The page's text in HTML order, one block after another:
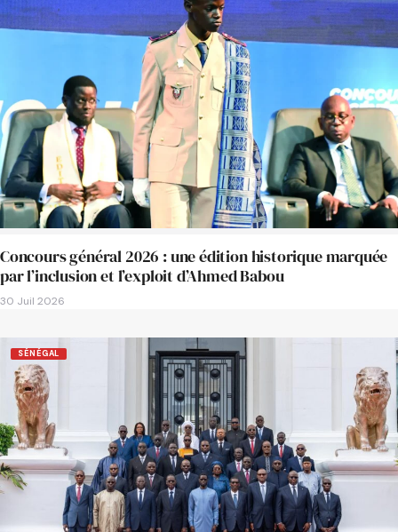
Concours général 2026 : une édition historique marquée
par l’inclusion et l’exploit d’Ahmed Babou
30 Juil 2026
SÉNÉGAL